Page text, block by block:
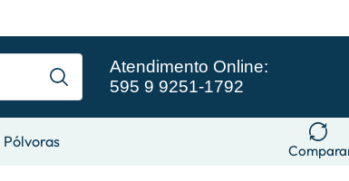
Atendimento Online:
595 9 9251-1792
Pólvoras